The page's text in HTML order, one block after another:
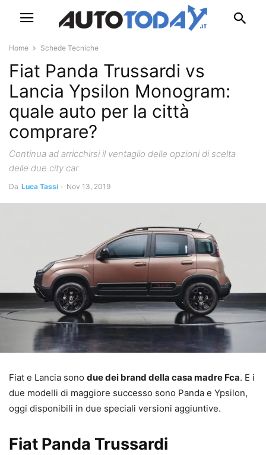
Home Schede Tecniche
Fiat Panda Trussardi vs
Lancia Ypsilon Monogram:
quale auto per la città
comprare?
Continua ad arricchirsi il ventaglio delle opzioni di scelta
delle due city car
Da Luca Tassi - Nov 13, 2019
Fiat e Lancia sono due dei brand della casa madre Fca. E i
due modelli di maggiore successo sono Panda e Ypsilon,
oggi disponibili in due speciali versioni aggiuntive.
Fiat Panda Trussardi